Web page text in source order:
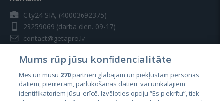
City24 SIA, (40003692375)
28259069 (darba dien. 09-17)
contact@getapro.lv
Valstis
Mums rūp jūsu konfidencialitāte
Mēs un mūsu 270partneri glabājam un piekļūstam personas
datiem, piemēram, pārlūkošanas datiem vai unikālajiem
identifikatoriem jūsu ierīcē. Izvēloties opciju “Es piekrītu”, tiek